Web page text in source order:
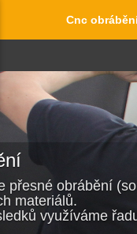
Cnc
přesné obrábění
materiálů.
využíváme